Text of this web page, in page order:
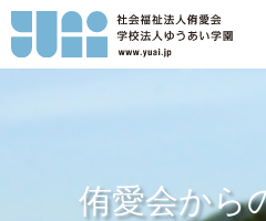
侑愛会から